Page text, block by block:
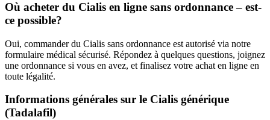
Où acheter du Cialis en ligne sans ordonnance – est-
ce possible?
Oui, commander du Cialis sans ordonnance est autorisé via notre
formulaire médical sécurisé. Répondez à quelques questions, joignez
une ordonnance si vous en avez, et finalisez votre achat en ligne en
toute légalité.
Informations générales sur le Cialis générique
(Tadalafil)